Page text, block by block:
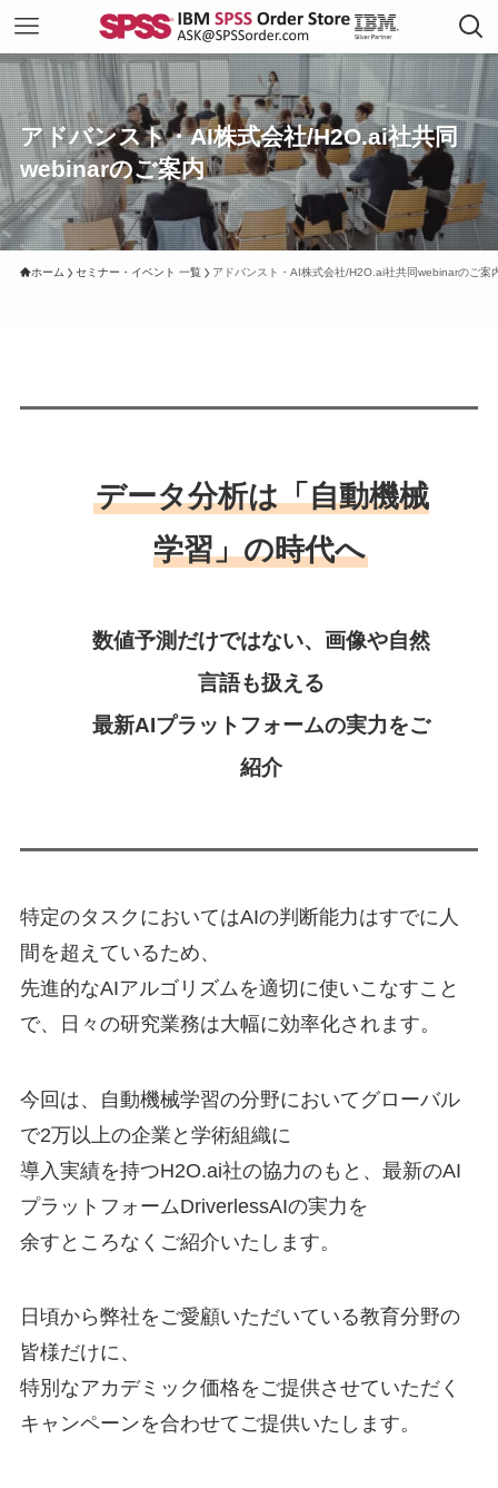
アドバンスト・AI株式会社/H2O.ai社共同
webinarのご案内
ホーム セミナー・イベント 一覧 アドバンスト・AI株式会社/H2O.ai社共同webinarのご案
データ分析は「自動機械
学習」の時代へ
数値予測だけではない、画像や自然
言語も扱える
最新AIプラットフォームの実力をご
紹介
特定のタスクにおいてはAIの判断能力はすでに人
間を超えているため、
先進的なAIアルゴリズムを適切に使いこなすこと
で、日々の研究業務は大幅に効率化されます。
今回は、自動機械学習の分野においてグローバル
で2万以上の企業と学術組織に
導入実績を持つH2O.ai社の協力のもと、最新のAI
プラットフォームDriverlessAIの実力を
余すところなくご紹介いたします。
日頃から弊社をご愛顧いただいている教育分野の
皆様だけに、
特別なアカデミック価格をご提供させていただく
キャンペーンを合わせてご提供いたします。